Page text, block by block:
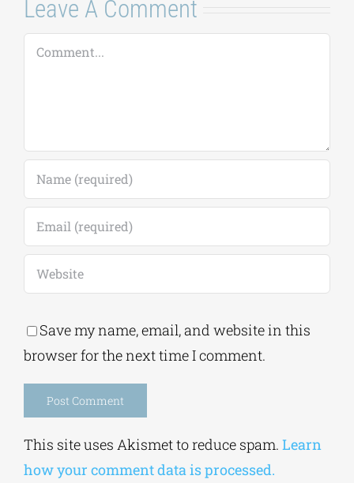
Save my name, email, and website in this
browser for the next time I comment.
Alternative:
how your comment data is processed.